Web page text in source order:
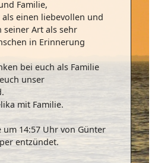
Familie,
einen liebevollen und
Art als sehr
in Erinnerung
bei euch als Familie
unser
mit Familie.
um 14:57 Uhr von Günter
entzündet.